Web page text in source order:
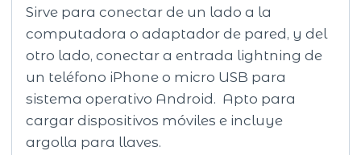
Sirve para conectar de un lado a la
computadora o adaptador de pared, y del
otro lado, conectar a entrada lightning de
un teléfono iPhone o micro USB para
sistema operativo Android. Apto para
cargar dispositivos móviles e incluye
argolla para llaves.